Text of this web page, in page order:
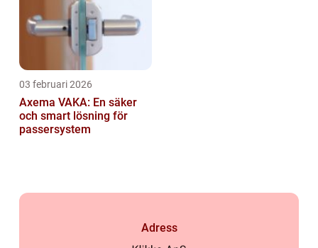
03 februari 2026
Axema VAKA: En säker
och smart lösning för
passersystem
Adress